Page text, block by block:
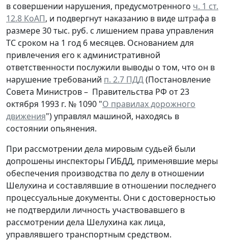
в совершении нарушения, предусмотренного ч. 1 ст.
12.8 КоАП, и подвергнут наказанию в виде штрафа в
размере 30 тыс. руб. с лишением права управления
ТС сроком на 1 год 6 месяцев. Основанием для
привлечения его к административной
ответственности послужили выводы о том, что он в
нарушение требований п. 2.7 ПДД(Постановление
Совета Министров – Правительства РФ от 23
октября 1993 г. № 1090 "О правилах дорожного
движения") управлял машиной, находясь в
состоянии опьянения.
При рассмотрении дела мировым судьей были
допрошены инспекторы ГИБДД, применявшие меры
обеспечения производства по делу в отношении
Шелухина и составлявшие в отношении последнего
процессуальные документы. Они с достоверностью
не подтвердили личность участвовавшего в
рассмотрении дела Шелухина как лица,
управлявшего транспортным средством.